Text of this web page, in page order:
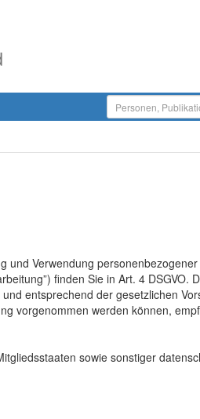
und Verwendung
finden Sie in Art. 4 DSGVO.
entsprechend der gesetzlichen
vorgenommen werden können,
sowie sonstiger